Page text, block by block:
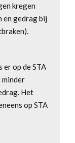
kregen
en gedrag bij
er op de STA
Het
op STA